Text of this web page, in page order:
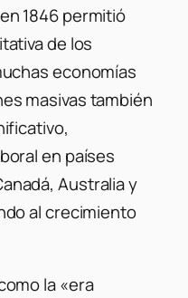
1846 permitió
de los
economías
masivas también
en países
Australia y
al crecimiento
la «era